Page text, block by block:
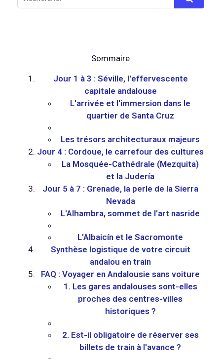
Sommaire
Jour 1 à 3 : Séville, l'effervescente
capitale andalouse
L'arrivée et l'immersion dans le
quartier de Santa Cruz
Les trésors architecturaux majeurs
Jour 4 : Cordoue, le carrefour des cultures
La Mosquée-Cathédrale (Mezquita)
et la Judería
Jour 5 à 7 : Grenade, la perle de la Sierra
Nevada
L'Alhambra, sommet de l'art nasride
L'Albaicín et le Sacromonte
Synthèse logistique de votre circuit
andalou en train
FAQ : Voyager en Andalousie sans voiture
1. Les gares andalouses sont-elles
proches des centres-villes
historiques ?
2. Est-il obligatoire de réserver ses
billets de train à l'avance ?